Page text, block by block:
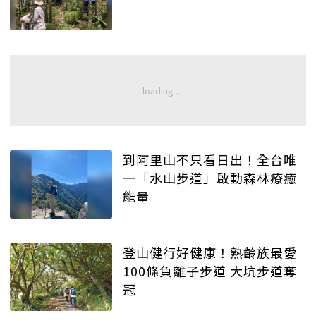
到阿里山不只看日出！全台唯
一「水山步道」啟動森林療癒
能量
登山健行好健康！熟齡族最愛
100條負離子步道 大坑步道奪
冠